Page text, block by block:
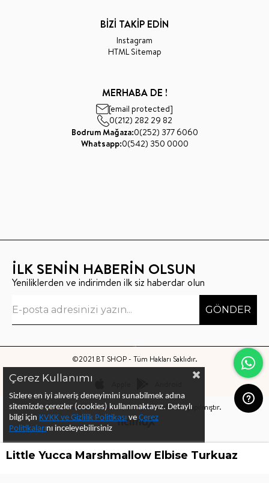
BİZİ TAKİP EDİN
Instagram
HTML Sitemap
MERHABA DE !
[email protected]
0(212) 282 29 82
Bodrum Mağaza:0(252) 377 6060
Whatsapp:0(542) 350 0000
İLK SENİN HABERİN OLSUN
Yeniliklerden ve indirimden ilk siz haberdar olun
GÖNDER
©2021 BT SHOP - Tüm Hakları Saklıdır.
Bu sitenin kurulumuKeyo Digitaltarafından yapılmıştır.
Çerez Kullanımı
Sizlere en iyi alıveriş deneyimini sunabilmek adına
sitemizde çerezler (cookies) kullanmaktayız. Detaylı
bilgi için KVKK ve Gizlilik Politikası ve Çerez
Politikalarını inceleyebilirsiniz
Little Yucca Marshmallow Elbise Turkuaz